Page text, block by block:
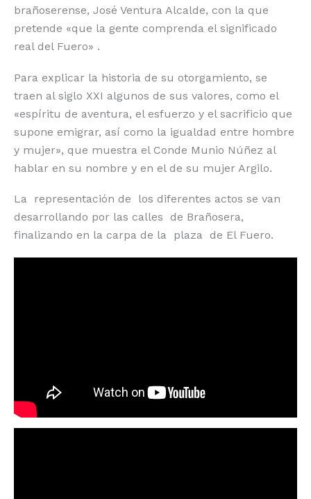
brañoserense, José Ventura Alcalde, con la que
pretende «que la gente comprenda el significado
real del Fuero» .
Para explicar la historia de su otorgamiento, se
traen al siglo XXI algunos de sus valores, como el
«espíritu de aventura, el esfuerzo y el sacrificio que
supone emigrar, así como la igualdad entre hombre
y mujer», que muestra el Conde Munio Núñez al
hablar en su nombre y en el de su mujer Argilo.
La representación de los diferentes actos se van
desarrollando por las calles de Brañosera,
finalizando en la carpa de la plaza de El Fuero.